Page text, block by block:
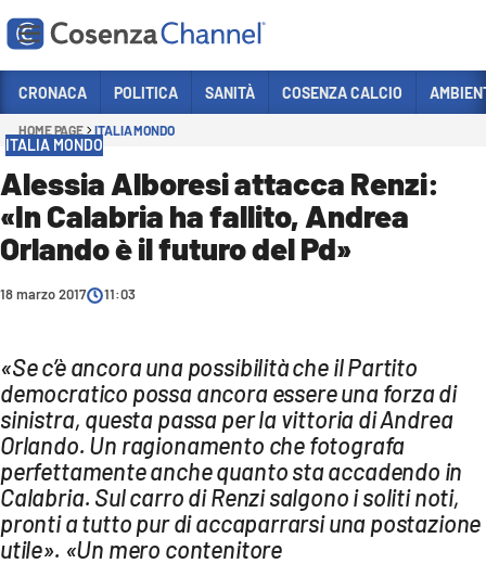
Sezioni
CRONACA
POLITICA
COSENZA CALCIO
ECONOMIA E LAVORO
SANITÀ
SPORT
CULTURA
AMBIENTE
Streaming
CRONACA POLITICA SANITÀ COSENZA CALCIO
HOME PAGE ITALIA MONDO
ITALIA MONDO
Alessia Alboresi attacca Renzi:
«In Calabria ha fallito, Andrea
Orlando è il futuro del Pd»
18 marzo 2017 11:03
«Se c’è ancora una possibilità che il Partito
democratico possa ancora essere una forza di
sinistra, questa passa per la vittoria di Andrea
Orlando. Un ragionamento che fotografa
perfettamente anche quanto sta accadendo in
Calabria. Sul carro di Renzi salgono i soliti noti,
pronti a tutto pur di accaparrarsi una postazione
utile». «Un mero contenitore